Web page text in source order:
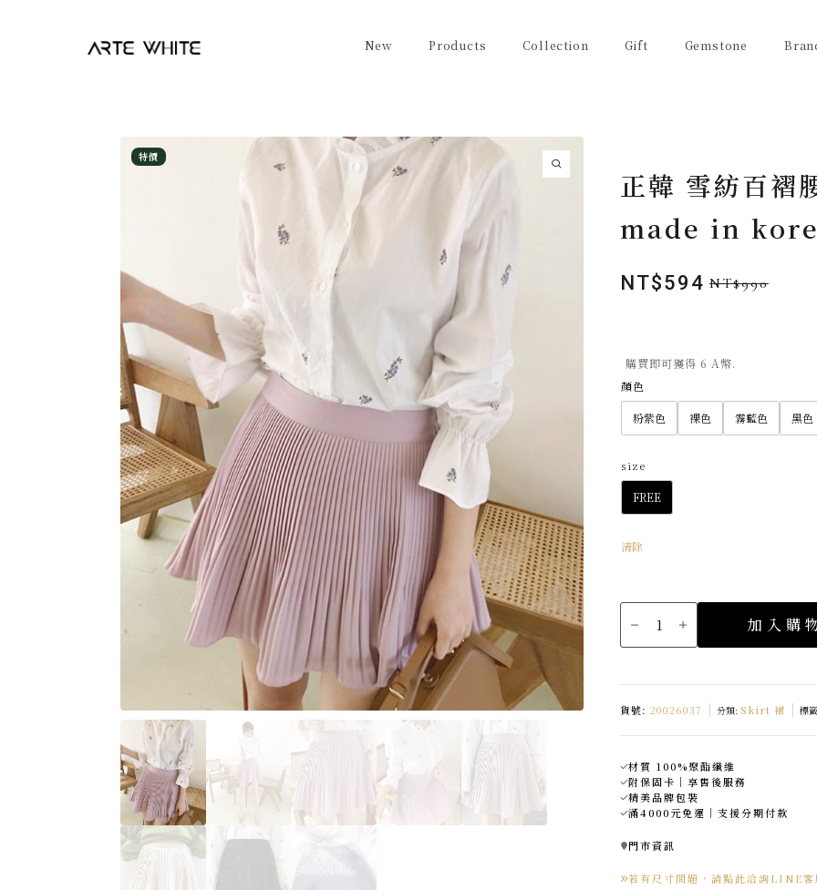
New Products Collection Gift Gemstone
特價
正韓 雪紡百褶
made in
NT$990
原
格：
NT$990。
NT$594
目
格：
NT$594。
購買即可獲得 6 A幣.
顏色
粉紫色 裸色 霧藍色 黑色
size
FREE
清除
正
百
間
緊
短
裙
in
korea
數
量
加入購
貨號: 20026037 分類: Skirt 裙 標
材質 100%聚酯纖維
附保固卡｜享售後服務
精美品牌包裝
滿4000元免運｜支援分期付款
門市資訊
若有尺寸問題，請點此洽詢LINE客